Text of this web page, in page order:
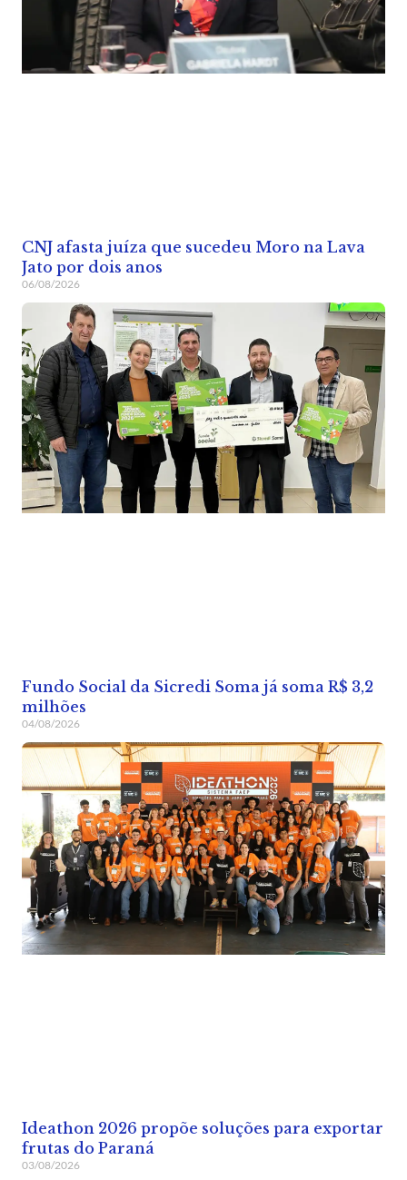
CNJ afasta juíza que sucedeu Moro na Lava
Jato por dois anos
06/08/2026
Fundo Social da Sicredi Soma já soma R$ 3,2
milhões
04/08/2026
Ideathon 2026 propõe soluções para exportar
frutas do Paraná
03/08/2026